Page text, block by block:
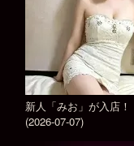
新人「みお」が入店！
(2026-07-07)